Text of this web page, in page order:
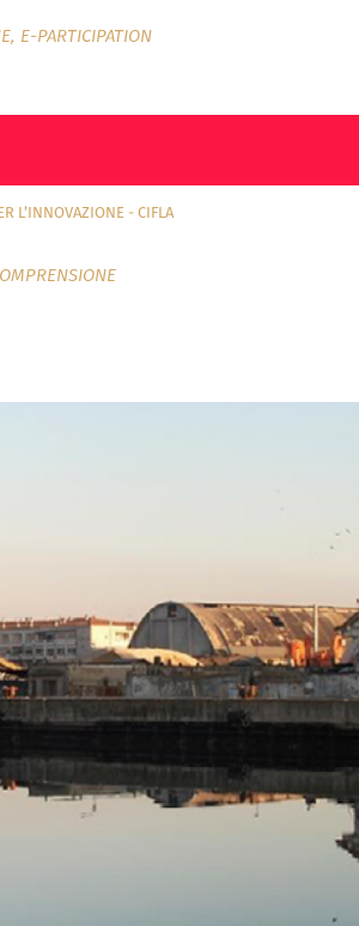
E-PARTICIPATION
L’INNOVAZIONE - CIFLA